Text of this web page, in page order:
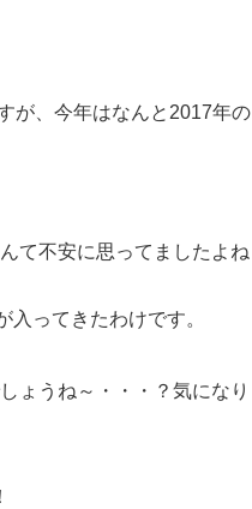
が、今年はなんと2017年の
て不安に思ってましたよね
ってきたわけです。
ょうね～・・・？気になり